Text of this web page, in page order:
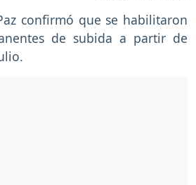
confirmó que se habilitaron
de subida a partir de